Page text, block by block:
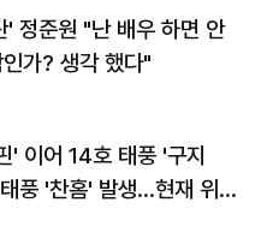
' 정준원 "난 배우 하면 안
가? 생각 했다"
' 이어 14호 태풍 '구지
풍 '찬홈' 발생…현재 위